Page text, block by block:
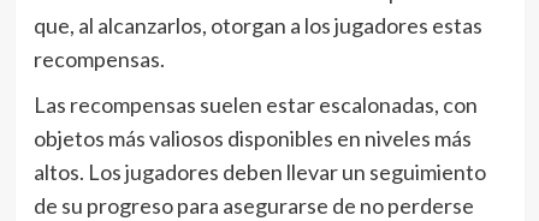
que, al alcanzarlos, otorgan a los jugadores estas
recompensas.
Las recompensas suelen estar escalonadas, con
objetos más valiosos disponibles en niveles más
altos. Los jugadores deben llevar un seguimiento
de su progreso para asegurarse de no perderse